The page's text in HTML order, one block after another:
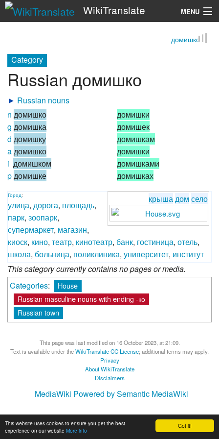
Got it!
This website uses cookies to ensure you get the best
experience on our website More info
WikiTranslate MENU
домишко
Category
Russian домишко
► Russian nouns
n домишко
g домишка
d домишку
a домишко
i домишком
p домишке
домишки
домишек
домишкам
домишки
домишками
домишках
крыша дом село
Город:
улица, дорога, площадь,
парк, зоопарк,
супермаркет, магазин,
киоск, кино, театр, кинотеатр, банк, гостиница, отель,
школа, больница, поликлиника, университет, институт
This category currently contains no pages or media.
Categories:
House
Russian masculine nouns with ending -ко
Russian town
This page was last modified on 16 October 2023, at 21:09.
Text is available under theWikiTranslate CC License; additional terms may apply.
Privacy
About WikiTranslate
Disclaimers
MediaWiki Powered by Semantic MediaWiki